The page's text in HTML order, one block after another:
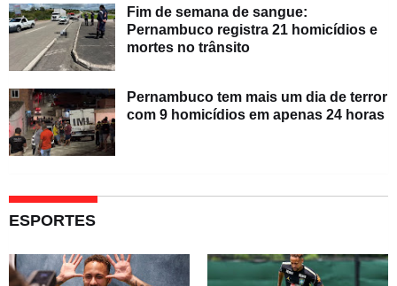
Fim de semana de sangue:
Pernambuco registra 21 homicídios e
mortes no trânsito
Pernambuco tem mais um dia de terror
com 9 homicídios em apenas 24 horas
ESPORTES